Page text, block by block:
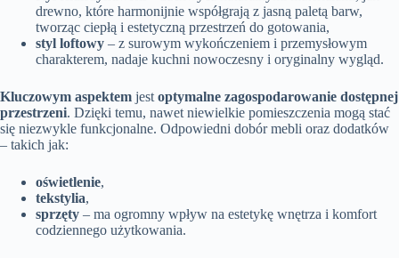
drewno, które harmonijnie współgrają z jasną paletą barw,
tworząc ciepłą i estetyczną przestrzeń do gotowania,
styl loftowy – z surowym wykończeniem i przemysłowym
charakterem, nadaje kuchni nowoczesny i oryginalny wygląd.
Kluczowym aspektem jest optymalne zagospodarowanie dostępnej
przestrzeni. Dzięki temu, nawet niewielkie pomieszczenia mogą stać
się niezwykle funkcjonalne. Odpowiedni dobór mebli oraz dodatków
– takich jak:
oświetlenie,
tekstylia,
sprzęty – ma ogromny wpływ na estetykę wnętrza i komfort
codziennego użytkowania.